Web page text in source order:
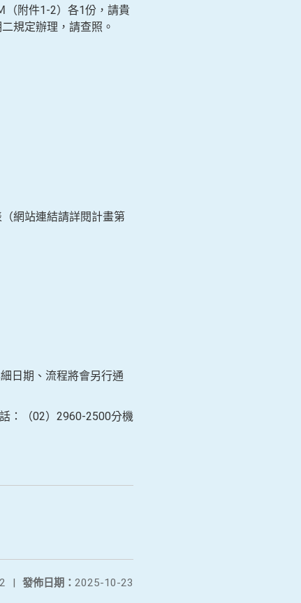
（附件1-2）各1份，請貴
規定辦理，請查照。
網站連結請詳閱計畫第
日期、流程將會另行通
：（02）2960-2500分機
發佈日期： 2025-10-23
|